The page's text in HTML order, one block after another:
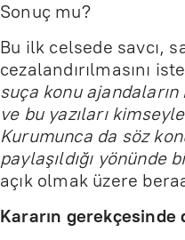
Sonuç mu?
Bu ilk celsede savcı,
cezalandırılmasını
suça konu
ve bu yazıları
Kurumunca da söz
paylaşıldığı yönünde
açık olmak üzere
Kararın gerekçesinde